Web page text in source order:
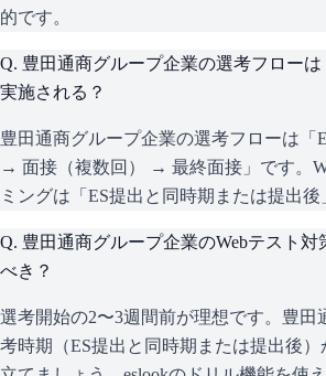
的です。
Q. 豊田通商グループ企業の選考フローは
実施される？
豊田通商グループ企業の選考フローは「
→ 面接（複数回） → 最終面接」です。
ミングは「ES提出と同時期または提出後
Q. 豊田通商グループ企業のWebテスト対
べき？
選考開始の2〜3週間前が理想です。豊田
考時期（ES提出と同時期または提出後